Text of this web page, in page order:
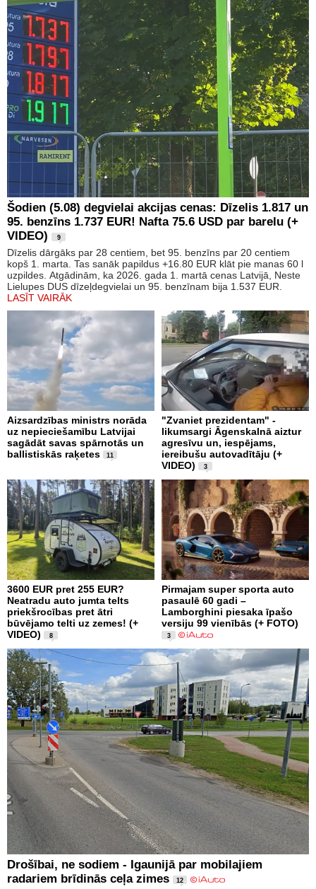
Šodien (5.08) degvielai akcijas cenas: Dīzelis 1.817 un
95. benzīns 1.737 EUR! Nafta 75.6 USD par barelu (+
VIDEO)
9
Dīzelis dārgāks par 28 centiem, bet 95. benzīns par 20 centiem
kopš 1. marta. Tas sanāk papildus +16.80 EUR klāt pie manas 60 l
uzpildes. Atgādinām, ka 2026. gada 1. martā cenas Latvijā, Neste
Lielupes DUS dīzeļdegvielai un 95. benzīnam bija 1.537 EUR.
LASĪT VAIRĀK
Aizsardzības ministrs norāda
uz nepieciešamību Latvijai
sagādāt savas spārnotās un
ballistiskās raķetes
11
"Zvaniet prezidentam" -
likumsargi Āgenskalnā aiztur
agresīvu un, iespējams,
iereibušu autovadītāju (+
VIDEO)
3
3600 EUR pret 255 EUR?
Neatradu auto jumta telts
priekšrocības pret ātri
būvējamo telti uz zemes! (+
VIDEO)
8
Pirmajam super sporta auto
pasaulē 60 gadi –
Lamborghini piesaka īpašo
versiju 99 vienībās (+ FOTO)
3
Drošībai, ne sodiem - Igaunijā par mobilajiem
radariem brīdinās ceļa zimes
12